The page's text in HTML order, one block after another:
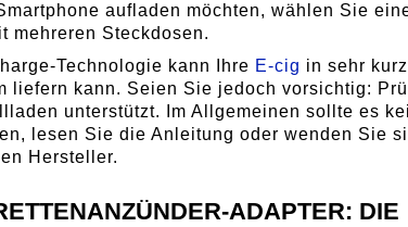
aufladen möchten, wählen Sie
mehreren Steckdosen.
Technologie kann Ihre E-cig in sehr
liefern kann. Seien Sie jedoch vorsichtig:
unterstützt. Im Allgemeinen sollte es
lesen Sie die Anleitung oder wenden Sie
Hersteller.
ADAPTER: DIE